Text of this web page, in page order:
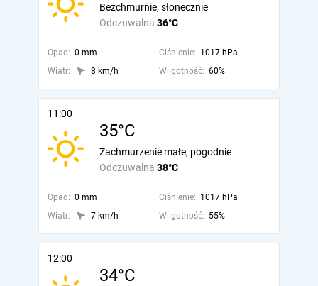
Odczuwalna 36°C
Bezchmurnie, słonecznie
Opad: 0 mm Ciśnienie: 1017 hPa
Wiatr:
8 km/h Wilgotność: 60%
11:00
35°C
Odczuwalna 38°C
Zachmurzenie małe, pogodnie
Opad: 0 mm Ciśnienie: 1017 hPa
Wiatr:
7 km/h Wilgotność: 55%
12:00
34°C